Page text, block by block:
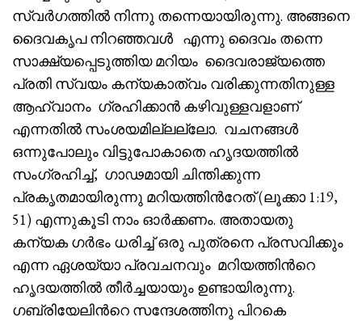
സ്വർഗത്തിൽ നിന്നു തന്നെയായിരുന്നു. അങ്ങനെ
ദൈവകൃപ നിറഞ്ഞവൾ എന്നു ദൈവം തന്നെ
സാക്ഷ്യപ്പെടുത്തിയ മറിയം ദൈവരാജ്യത്തെ
പ്രതി സ്വയം കന്യകാത്വം വരിക്കുന്നതിനുള്ള
ആഹ്വാനം ഗ്രഹിക്കാൻ കഴിവുള്ളവളാണ്
എന്നതിൽ സംശയമില്ലല്ലോ. വചനങ്ങൾ
ഒന്നുപോലും വിട്ടുപോകാതെ ഹൃദയത്തിൽ
സംഗ്രഹിച്ച്, ഗാഢമായി ചിന്തിക്കുന്ന
പ്രകൃതമായിരുന്നു മറിയത്തിൻറേത് (ലൂക്കാ 1:19,
51) എന്നുകൂടി നാം ഓർക്കണം. അതായതു
കന്യക ഗർഭം ധരിച്ച് ഒരു പുത്രനെ പ്രസവിക്കും
എന്ന ഏശയ്യാ പ്രവചനവും മറിയത്തിൻറെ
ഹൃദയത്തിൽ തീർച്ചയായും ഉണ്ടായിരുന്നു.
ഗബ്രിയേലിൻറെ സന്ദേശത്തിനു പിറകെ